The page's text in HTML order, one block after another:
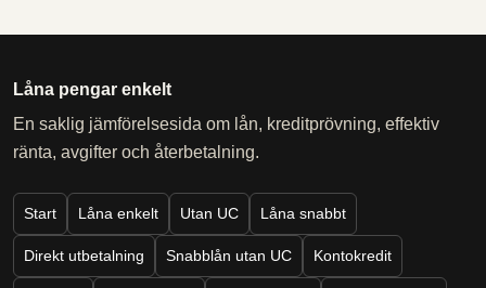
Låna pengar enkelt
En saklig jämförelsesida om lån, kreditprövning, effektiv
ränta, avgifter och återbetalning.
Start Låna enkelt Utan UC Låna snabbt
Direkt utbetalning Snabblån utan UC Kontokredit